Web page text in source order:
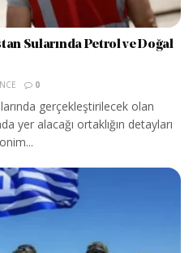
Sularında Petrol ve Doğal
0
gerçekleştirilecek olan
yer alacağı ortaklığın detayları